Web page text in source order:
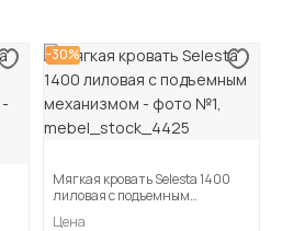
-30%
Мягкая кровать Selesta 1400
лиловая с подъемным
Цена